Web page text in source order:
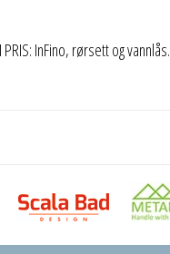
InFino, rørsett og vannlås.